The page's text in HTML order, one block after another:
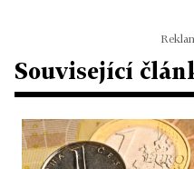
Související